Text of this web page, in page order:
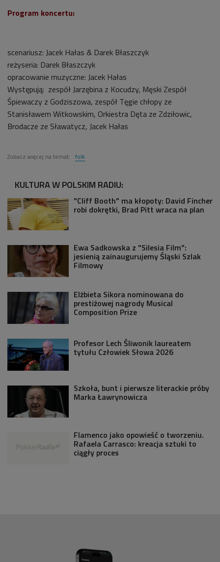
Program koncertu:
scenariusz: Jacek Hałas & Darek Błaszczyk
reżyseria: Darek Błaszczyk
opracowanie muzyczne: Jacek Hałas
Występują: zespół Jarzębina z Kocudzy, Męski Zespół
Śpiewaczy z Godziszowa, zespół Tęgie chłopy ze
Stanisławem Witkowskim, Orkiestra Dęta ze Zdziłowic,
Brodacze ze Sławatycz, Jacek Hałas
Zobacz więcej na temat: folk
KULTURA W POLSKIM RADIU:
"Cliff Booth" ma kłopoty: David Fincher
robi dokrętki, Brad Pitt wraca na plan
Ewa Sadkowska z "Silesia Film":
jesienią zainaugurujemy Śląski Szlak
Filmowy
Elżbieta Sikora nominowana do
prestiżowej nagrody Musical
Composition Prize
Profesor Lech Śliwonik laureatem
tytułu Człowiek Słowa 2026
Szkoła, bunt i pierwsze literackie próby
Marka Ławrynowicza
Flamenco jako opowieść o tworzeniu.
Rafaela Carrasco: kreacja sztuki to
ciągły proces